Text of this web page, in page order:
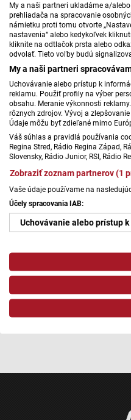
My a naši partneri ukladáme a/
prehliadača na spracovanie
námietku proti tomu otvorte
nastavenia“ alebo kedykoľvek
kliknite na odtlačok prsta alebo
odvolať. Tieto voľby budú
My a naši partneri
Uchovávanie alebo prístup k
reklamu. Použiť profily na výber
obsahu. Meranie výkonnosti
rôznych zdrojov. Vývoj a
Údaje môžu byť zdieľané mimo
Váš súhlas a pravidlá používania
Regina Stred, Rádio Regina Západ,
Slovensky, Rádio Junior, RSI, Rádio
Zobraziť zoznam partnerov (1
Vaše údaje používame na
Účely spracovania IAB:
Uchovávanie alebo prístup
Vytvoriť profily pre
Použiť profily na výber
Meranie výkonnosti reklamy